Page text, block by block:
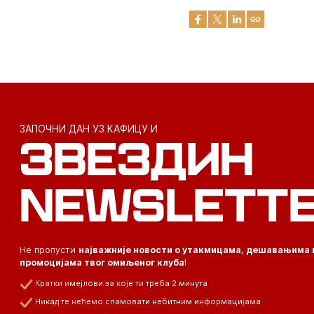
ЗАПОЧНИ ДАН УЗ КАФИЦУ И
ЗВЕЗДИН
Не пропусти најважније новости о утакмицама, дешавањима
промоцијама твог омиљеног клуба!
Кратки имејлови за које ти треба 2 минута
Никад те нећемо спамовати небитним информацијама